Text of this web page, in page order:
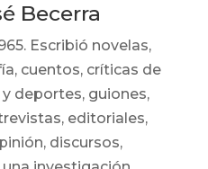
Becerra
Escribió novelas,
cuentos, críticas de
deportes, guiones,
editoriales,
discursos,